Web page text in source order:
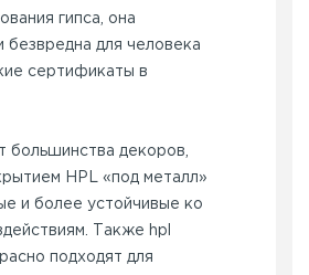
гипса, она
безвредна для человека
сертификаты в
большинства декоров,
HPL «под металл»
и более устойчивые ко
Также hpl
подходят для